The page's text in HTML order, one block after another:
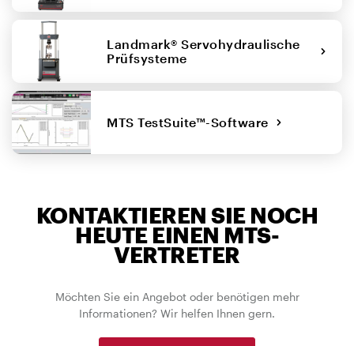
Landmark® Servohydraulische
Prüfsysteme
MTS TestSuite™-Software
KONTAKTIEREN SIE NOCH
HEUTE EINEN MTS-
VERTRETER
Möchten Sie ein Angebot oder benötigen mehr
Informationen? Wir helfen Ihnen gern.